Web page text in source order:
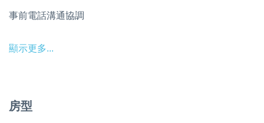
事前電話溝通協調
顯示更多...
房型